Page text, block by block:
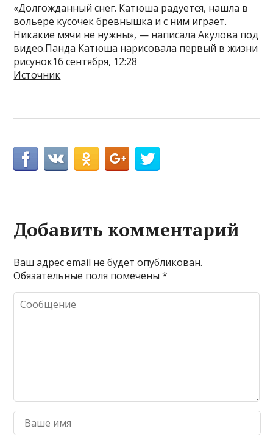
«Долгожданный снег. Катюша радуется, нашла в
вольере кусочек бревнышка и с ним играет.
Никакие мячи не нужны», — написала Акулова под
видео.Панда Катюша нарисовала первый в жизни
рисунок16 сентября, 12:28
Источник
Добавить комментарий
Ваш адрес email не будет опубликован.
Обязательные поля помечены*